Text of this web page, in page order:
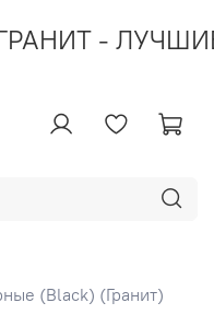
- ЛУЧШИЕ
(Black) (Гранит)